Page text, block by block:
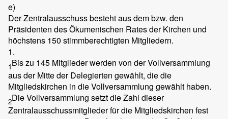
e)
Der Zentralausschuss besteht aus dem bzw. den
Präsidenten des Ökumenischen Rates der Kirchen und
höchstens 150 stimmberechtigten Mitgliedern.
1.
1Bis zu 145 Mitglieder werden von der Vollversammlung
aus der Mitte der Delegierten gewählt, die die
Mitgliedskirchen in die Vollversammlung gewählt haben.
2Die Vollversammlung setzt die Zahl dieser
Zentralausschussmitglieder für die Mitgliedskirchen fest